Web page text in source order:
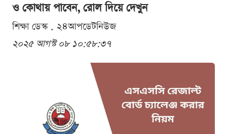
ও কোথায় পাবেন, রোল দিয়ে দেখুন
শিক্ষা ডেস্ক . ২৪আপডেটনিউজ
২০২৫ আগস্ট ০৮ ১০:৫৮:৩৭